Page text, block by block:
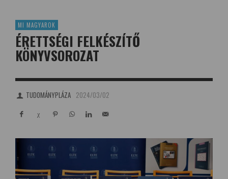
MI MAGYAROK
ÉRETTSÉGI FELKÉSZÍTŐ
KÖNYVSOROZAT
TUDOMÁNYPLÁZA 2024/03/02